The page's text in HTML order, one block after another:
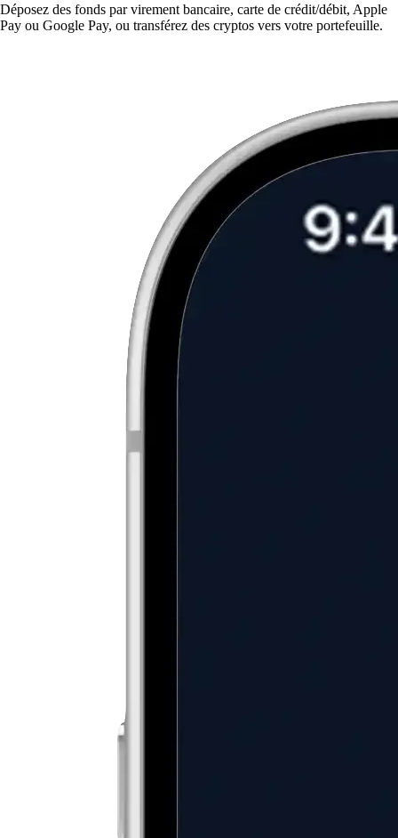
Déposez des fonds par virement bancaire, carte de crédit/débit, Apple
Pay ou Google Pay, ou transférez des cryptos vers votre portefeuille.